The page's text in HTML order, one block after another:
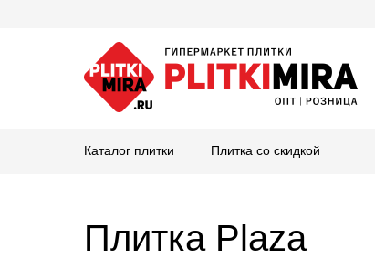
Каталог плитки Плитка со скидкой
Плитка Plaza